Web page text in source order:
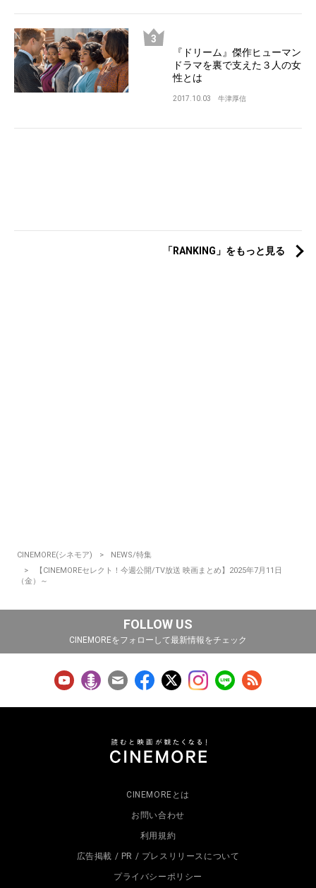
『ドリーム』傑作ヒューマン
ドラマを裏で支えた３人の女
性とは
2017.10.03 牛津厚信
「RANKING」をもっと見る
CINEMORE(シネモア)
NEWS/特集
【CINEMOREセレクト！今週公開/TV放送 映画まとめ】2025年7月11日
（金）～
FOLLOW US
CINEMOREをフォローして最新情報をチェック
CINEMOREとは
お問い合わせ
利用規約
広告掲載 / PR / プレスリリースについて
プライバシーポリシー